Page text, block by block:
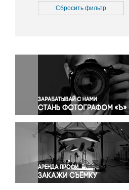
Медицина
Окружающая среда
Политика
Правосудие
Происшествия и конфликты
Религия
Светская жизнь
Спорт
Экология
Экономика и бизнес
Сбросить фильтр